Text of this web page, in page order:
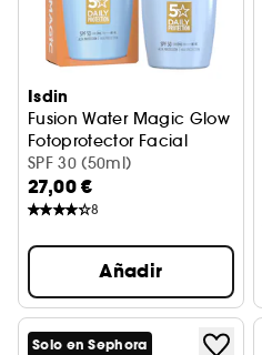
Isdin
Fusion Water Magic Glow
Fotoprotector Facial
SPF 30 (50ml)
27,00 €
8
Añadir
Solo en Sephora